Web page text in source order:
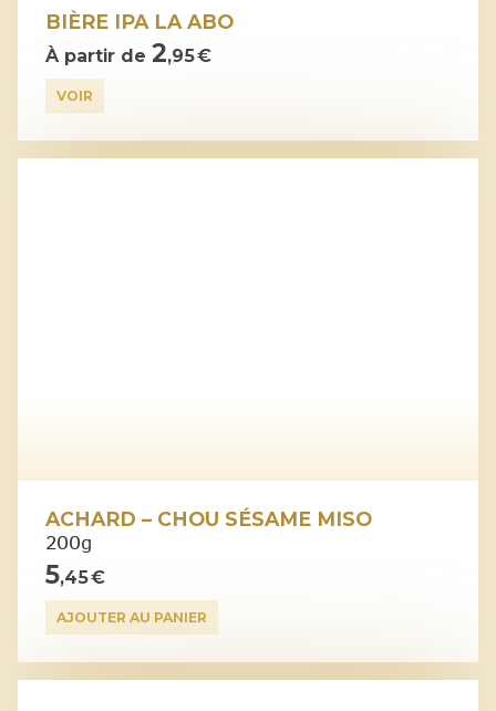
BIÈRE IPA LA ABO
À partir de 2,95 €
VOIR
ACHARD – CHOU SÉSAME MISO
200g
5,45 €
AJOUTER AU PANIER